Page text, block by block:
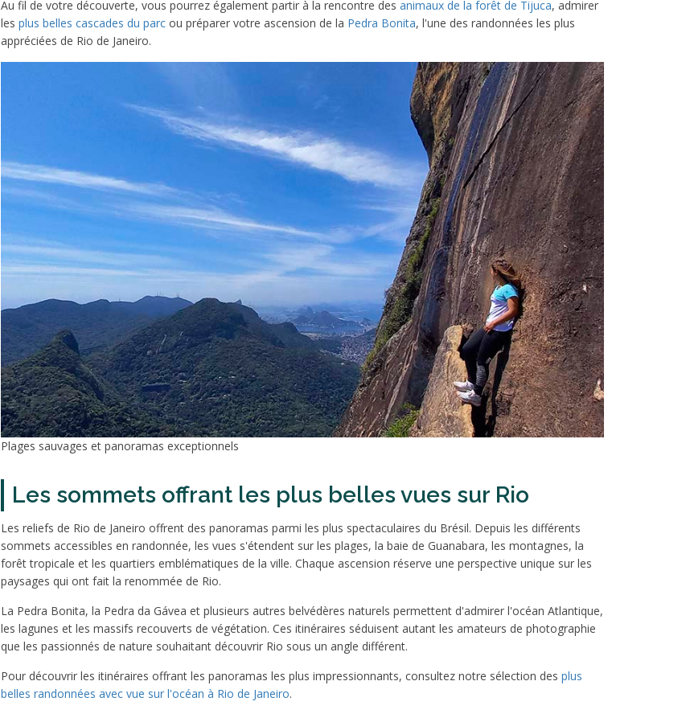
Au fil de votre découverte, vous pourrez également partir à la rencontre des animaux de la forêt de Tijuca, admirer
les plus belles cascades du parc ou préparer votre ascension de la Pedra Bonita, l'une des randonnées les plus
appréciées de Rio de Janeiro.
Plages sauvages et panoramas exceptionnels
Les sommets offrant les plus belles vues sur Rio
Les reliefs de Rio de Janeiro offrent des panoramas parmi les plus spectaculaires du Brésil. Depuis les différents
sommets accessibles en randonnée, les vues s'étendent sur les plages, la baie de Guanabara, les montagnes, la
forêt tropicale et les quartiers emblématiques de la ville. Chaque ascension réserve une perspective unique sur les
paysages qui ont fait la renommée de Rio.
La Pedra Bonita, la Pedra da Gávea et plusieurs autres belvédères naturels permettent d'admirer l'océan Atlantique,
les lagunes et les massifs recouverts de végétation. Ces itinéraires séduisent autant les amateurs de photographie
que les passionnés de nature souhaitant découvrir Rio sous un angle différent.
Pour découvrir les itinéraires offrant les panoramas les plus impressionnants, consultez notre sélection des plus
belles randonnées avec vue sur l'océan à Rio de Janeiro.